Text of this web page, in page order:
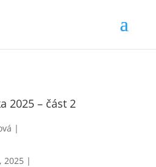
2025 – část 2
|
2025 |